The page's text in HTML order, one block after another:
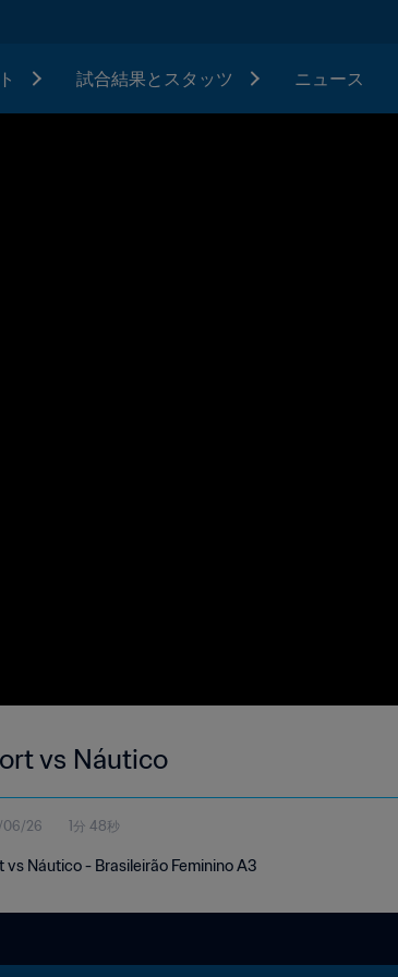
試合結果とスタッツ ニュース
vs Náutico
06/26 1分 48秒
vs Náutico - Brasileirão Feminino A3